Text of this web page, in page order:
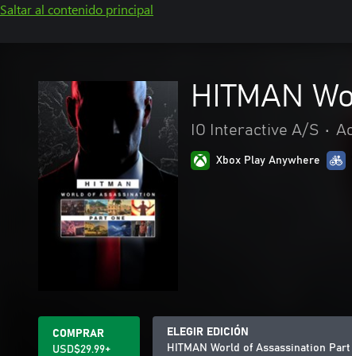
Saltar al contenido principal
HITMAN
IO Interactive A/S •
Xbox Play Anywhere
COMPRAR
USD$29.99+
ELEGIR EDICIÓN
HITMAN World of Assassination Part